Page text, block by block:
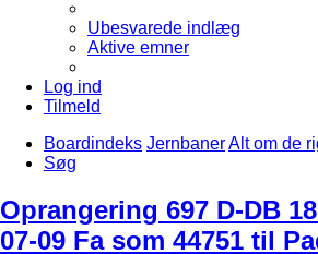
Ubesvarede indlæg
Aktive emner
Log ind
Tilmeld
Boardindeks JernbanerAlt om de
Søg
Oprangering 697 D-DB
07-09 Fa som 44751 til